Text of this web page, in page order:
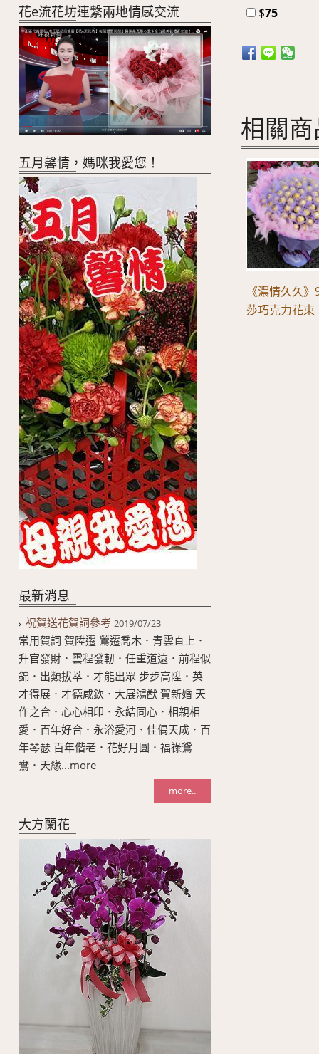
花e流花坊連繫兩地情感交流
五月馨情，媽咪我愛您！
最新消息
祝賀送花賀詞參考 2019/07/23
常用賀詞 賀陞遷 鶯遷喬木．青雲直上．
升官發財．雲程發軔．任重道遠．前程似
錦．出類拔萃．才能出眾 步步高陞．英
才得展．才德咸欽．大展鴻猷 賀新婚 天
作之合．心心相印．永結同心．相親相
愛．百年好合．永浴愛河．佳偶天成．百
年琴瑟 百年偕老．花好月圓．福祿鴛
鴦．天緣...more
more..
大方蘭花
$75
相關
《濃情久久
莎巧克力花束